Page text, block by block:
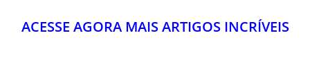
ACESSE AGORA MAIS ARTIGOS INCRÍVEIS